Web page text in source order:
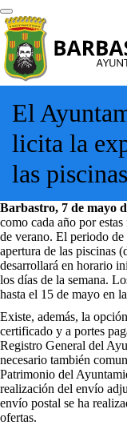
El
licita la
las
Barbastro, 7 de mayo
como cada año por
de verano. El periodo
apertura de las piscinas
desarrollará en horario
los días de la semana.
hasta el 15 de mayo en la
Existe, además, la
certificado y a portes
Registro General del
necesario también
Patrimonio del
realización del envío
envío postal se ha
ofertas.